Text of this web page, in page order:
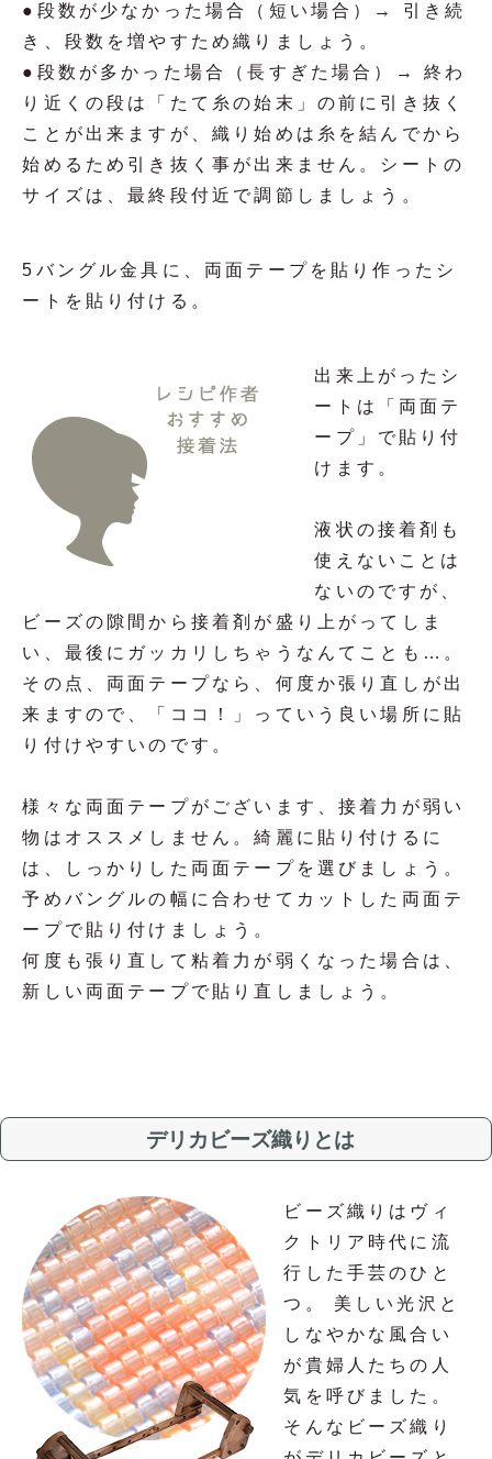
●段数が少なかった場合（短い場合）→ 引き続
き、段数を増やすため織りましょう。
●段数が多かった場合（長すぎた場合）→ 終わ
り近くの段は「たて糸の始末」の前に引き抜く
ことが出来ますが、織り始めは糸を結んでから
始めるため引き抜く事が出来ません。シートの
サイズは、最終段付近で調節しましょう。
5 バングル金具に、両面テープを貼り作ったシ
ートを貼り付ける。
出来上がったシ
ートは「両面テ
ープ」で貼り付
けます。
液状の接着剤も
使えないことは
ないのですが、
ビーズの隙間から接着剤が盛り上がってしま
い、最後にガッカリしちゃうなんてことも…。
その点、両面テープなら、何度か張り直しが出
来ますので、「ココ！」っていう良い場所に貼
り付けやすいのです。
様々な両面テープがございます、接着力が弱い
物はオススメしません。綺麗に貼り付けるに
は、しっかりした両面テープを選びましょう。
予めバングルの幅に合わせてカットした両面テ
ープで貼り付けましょう。
何度も張り直して粘着力が弱くなった場合は、
新しい両面テープで貼り直しましょう。
デリカビーズ織りとは
ビーズ織りはヴィ
クトリア時代に流
行した手芸のひと
つ。 美しい光沢と
しなやかな風合い
が貴婦人たちの人
気を呼びました。
そんなビーズ織り